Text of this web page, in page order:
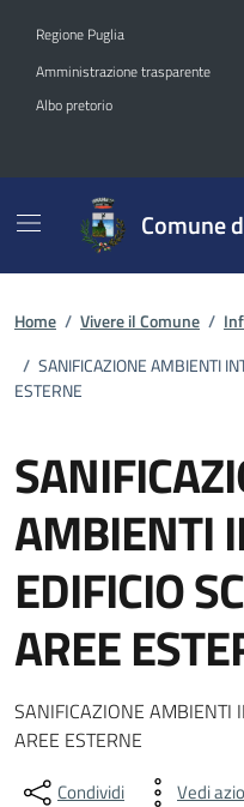
Regione Puglia
Amministrazione trasparente
Albo pretorio
Comune
Home / Vivere il Comune /
/ SANIFICAZIONE AMBIENTI
ESTERNE
AMBIENTI
EDIFICIO
AREE
Dettagli
SANIFICAZIONE AMBIENTI
AREE ESTERNE
Condividi Vedi